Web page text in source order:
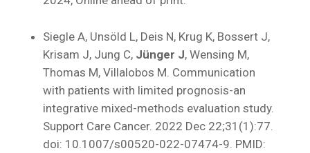
Siegle A, Unsöld L, Deis N, Krug K, Bossert J,
Krisam J, Jung C, Jünger J, Wensing M,
Thomas M, Villalobos M. Communication
with patients with limited prognosis-an
integrative mixed-methods evaluation study.
Support Care Cancer. 2022 Dec 22;31(1):77.
doi: 10.1007/s00520-022-07474-9. PMID: